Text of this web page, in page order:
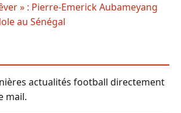
» : Pierre-Emerick Aubameyang
au Sénégal
actualités football directement
mail.